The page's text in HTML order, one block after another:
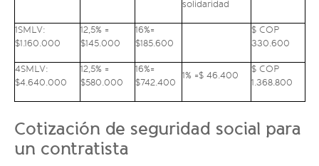
solidaridad
1SMLV:
$1.160.000
12,5% =
$145.000
16%=
$185.600
$ COP
330.600
4SMLV:
$4.640.000
12,5% =
$580.000
16%=
$742.400
1% =$ 46.400
$ COP
1.368.800
Cotización de seguridad social para
un contratista